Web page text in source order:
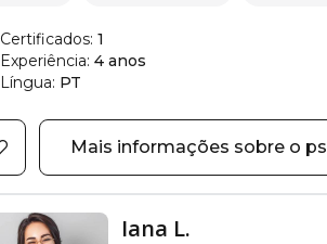
Certificados: 1
Experiência: 4 anos
Língua: PT
Mais informações sobre o
Iana L.